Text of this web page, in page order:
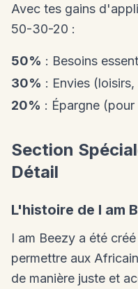
Avec tes gains
50-30-20 :
50% : Besoins
30% : Envies
20% : Épargne
Section
Détail
L'histoire de I am
I am Beezy a été
permettre aux
de manière juste et